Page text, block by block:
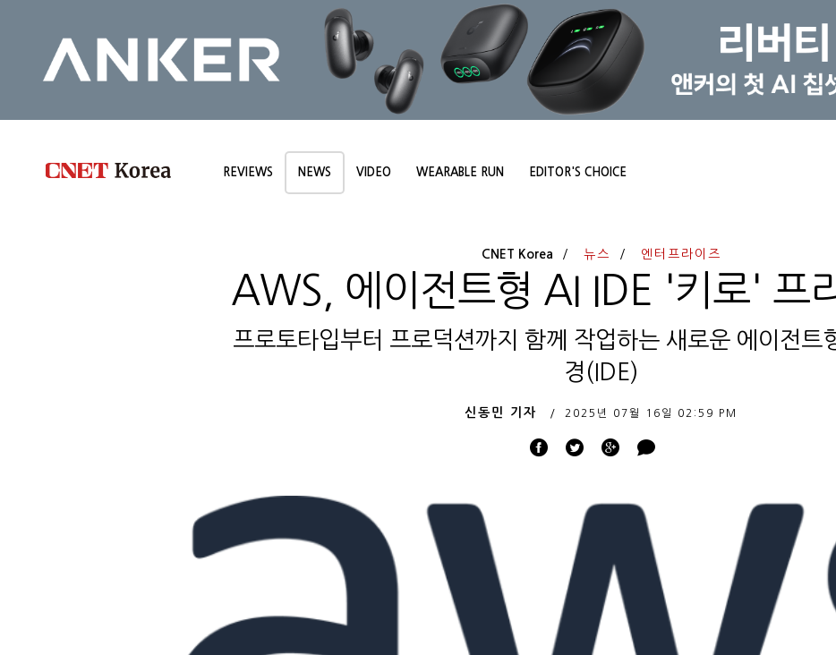
REVIEWS NEWS VIDEO WEARABLE RUN EDITOR'S CHOICE
CNET Korea 뉴스 엔터프라이즈
AWS, 에이전트형 AI IDE '키로' 프
프로토타입부터 프로덕션까지 함께 작업하는 새로운 에이전트
경(IDE)
신동민 기자 2025년 07월 16일 02:59 PM